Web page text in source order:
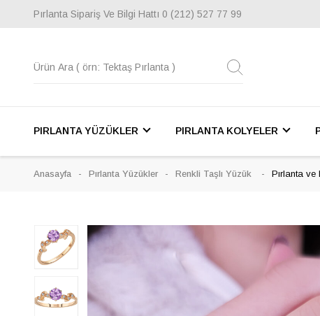
Pırlanta Sipariş Ve Bilgi Hattı 0 (212) 527 77 99
PIRLANTA YÜZÜKLER PIRLANTA KOLYELER
Anasayfa Pırlanta Yüzükler Renkli Taşlı Yüzük Pırlanta